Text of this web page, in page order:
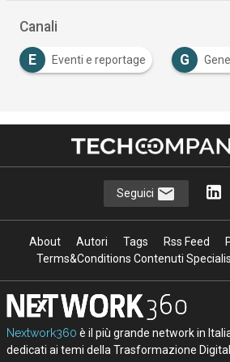
Canali
E Eventi e reportage G
Seguici
About Autori Tags Rss Feed
Terms&Conditions Contenuti
Nextwork360 è il più grande network in
dedicati ai temi della Trasformazione